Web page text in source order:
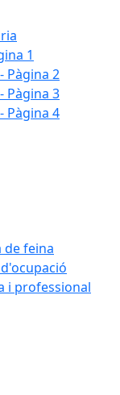
1
Pàgina 2
Pàgina 3
Pàgina 4
de feina
i professional